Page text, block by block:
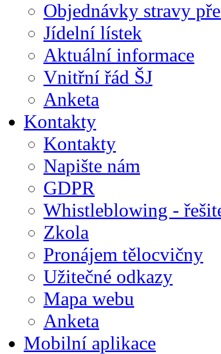
Objednávky stravy
Jídelní lístek
Aktuální informace
Vnitřní řád ŠJ
Anketa
Kontakty
Kontakty
Napište nám
GDPR
Whistleblowing -
Zkola
Pronájem tělocvičny
Užitečné odkazy
Mapa webu
Anketa
Mobilní aplikace